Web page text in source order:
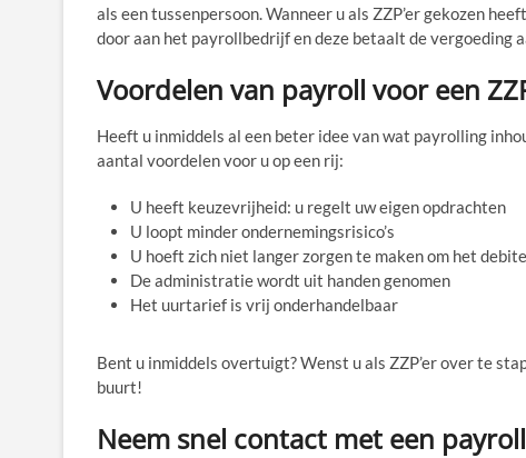
als een tussenpersoon. Wanneer u als ZZP’er gekozen
door aan het payrollbedrijf en deze betaalt de vergoeding
Voordelen van payroll voor een
Heeft u inmiddels al een beter idee van wat payrolling
aantal voordelen voor u op een rij:
U heeft keuzevrijheid: u regelt uw eigen opdrachten
U loopt minder ondernemingsrisico’s
U hoeft zich niet langer zorgen te maken om het
De administratie wordt uit handen genomen
Het uurtarief is vrij onderhandelbaar
Bent u inmiddels overtuigt? Wenst u als ZZP’er over te
buurt!
Neem snel contact met een